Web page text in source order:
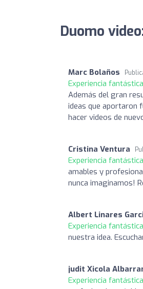
Duomo
Marc Bolaños
Experiencia
Además del gran
ideas que aportaron
hacer videos de
Cristina Ventura
Experiencia
amables y
nunca imaginamos!
Albert Linares
Experiencia
nuestra idea.
judit Xicola
Experiencia